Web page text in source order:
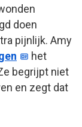
doen
pijnlijk. Amy
het
begrijpt niet
en zegt dat